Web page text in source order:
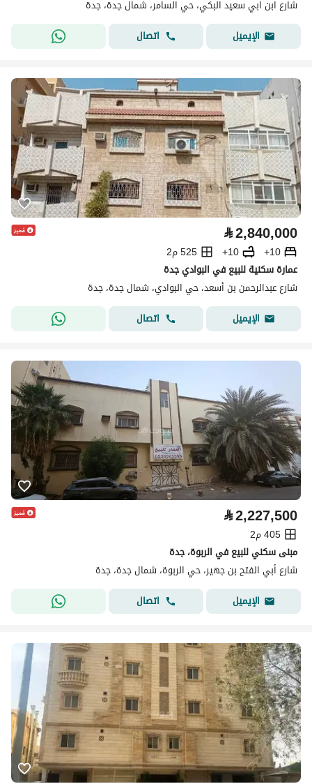
شارع ابن ابي سعيد البكي، حي السامر، شمال جدة، جدة
الإيميل
اتصال
⃁2,840,000
10+
10+
525 م2
عمارة سكنية للبيع في البوادي جدة
شارع عبدالرحمن بن أسعد، حي البوادي، شمال جدة، جدة
الإيميل
اتصال
⃁2,227,500
405 م2
مبنى سكني للبيع في الربوة، جدة
شارع أبي الفتح بن جهير، حي الربوة، شمال جدة، جدة
الإيميل
اتصال